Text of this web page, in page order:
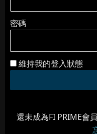
密碼
維持我的登入狀態
還未成為FI PRIME會